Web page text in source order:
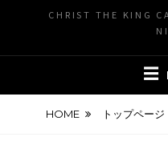
contentCHRIST THE KING
HOME トップページ